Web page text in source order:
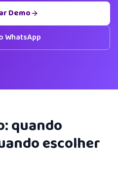
Demo
WhatsApp
quando
escolher